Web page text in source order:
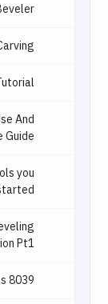
And
Guide
you
Pt1
8039